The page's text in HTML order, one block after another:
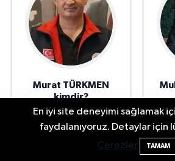
Murat TÜRKMEN
kimdir?
En iyi site deneyimi sağlamak
faydalanıyoruz. Detaylar için
Çerezler
TAMAM
2 Buzağı Hediyeli Bal
Ünsal Sahne Alacak